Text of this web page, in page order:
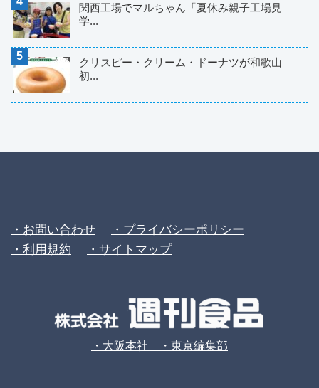
関西工場でマルちゃん「夏休み親子工場見
学...
クリスピー・クリーム・ドーナツが和歌山
初...
・お問い合わせ
・プライバシーポリシー
・利用規約
・サイトマップ
・大阪本社 ・東京編集部